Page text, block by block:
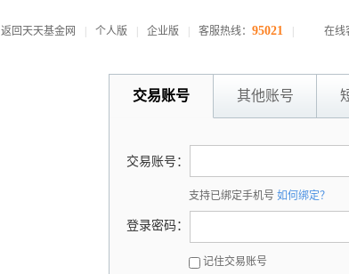
返回天天基金网 个人版 企业版 客服热线： 95021 在线
交易账号 其他账号
交易账号：
支持已绑定手机号 如何绑定？
登录密码：
记住交易账号